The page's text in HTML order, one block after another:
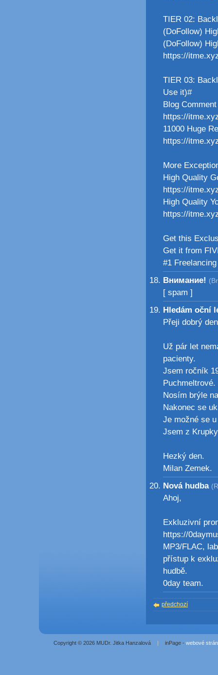
TIER 02:
(DoFollow)
(DoFollow)
https://
TIER 03:
Use it)#
Blog
https://
11000 Huge
https://
More
High Quality
https://
High Quality
https://
Get this
Get it from
#1
Внимание!
[ spam ]
Hledám oční
Přeji dobrý
Už pár let
pacienty.
Jsem ročník
Puchmeltrové.
Nosím brýle
Nakonec se
Je možné se
Jsem z
Hezký den.
Milan Zemek.
Nová hudba
Ahoj,
Exkluzivní
https://
MP3/FLAC,
přístup k
hudbě.
0day team.
předchozí
Copyright © 2026 MUDr. Jitka Hanzalová inPage - webové